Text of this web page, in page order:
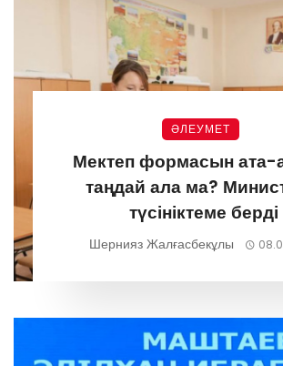
ӘЛЕУМЕТ
Мектеп формасын ата-
таңдай ала ма?
түсініктеме берді
Шернияз Жалғасбекұлы